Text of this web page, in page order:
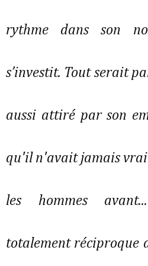
rythme dans son
s’investit. Tout serait
aussi attiré par son
qu'il n'avait jamais
les hommes
totalement réciproque